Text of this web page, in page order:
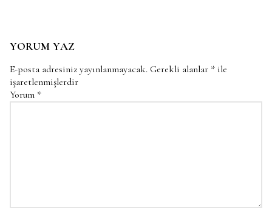
YORUM YAZ
E-posta adresiniz yayınlanmayacak. Gerekli alanlar * ile
işaretlenmişlerdir
Yorum *